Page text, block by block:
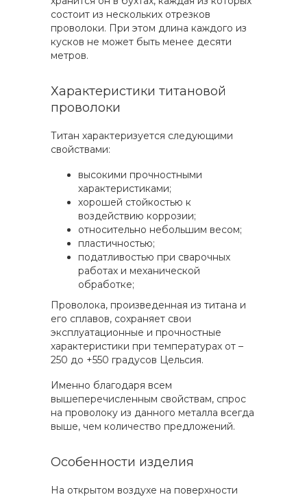
состоит из нескольких отрезков
проволоки. При этом длина каждого из
кусков не может быть менее десяти
метров.
Характеристики титановой
проволоки
Титан характеризуется следующими
свойствами:
высокими прочностными
характеристиками;
хорошей стойкостью к
воздействию коррозии;
относительно небольшим весом;
пластичностью;
податливостью при сварочных
работах и механической
обработке;
Проволока, произведенная из титана и
его сплавов, сохраняет свои
эксплуатационные и прочностные
характеристики при температурах от –
250 до +550 градусов Цельсия.
Именно благодаря всем
вышеперечисленным свойствам, спрос
на проволоку из данного металла всегда
выше, чем количество предложений.
Особенности изделия
На открытом воздухе на поверхности